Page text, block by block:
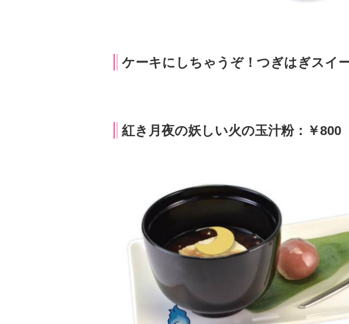
機械人形(オートマタ)のアンティー